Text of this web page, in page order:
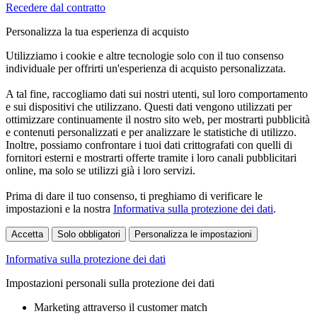
Recedere dal contratto
Personalizza la tua esperienza di acquisto
Utilizziamo i cookie e altre tecnologie solo con il tuo consenso
individuale per offrirti un'esperienza di acquisto personalizzata.
A tal fine, raccogliamo dati sui nostri utenti, sul loro comportamento
e sui dispositivi che utilizzano. Questi dati vengono utilizzati per
ottimizzare continuamente il nostro sito web, per mostrarti pubblicità
e contenuti personalizzati e per analizzare le statistiche di utilizzo.
Inoltre, possiamo confrontare i tuoi dati crittografati con quelli di
fornitori esterni e mostrarti offerte tramite i loro canali pubblicitari
online, ma solo se utilizzi già i loro servizi.
Prima di dare il tuo consenso, ti preghiamo di verificare le
impostazioni e la nostra Informativa sulla protezione dei dati.
Accetta Solo obbligatori Personalizza le impostazioni
Informativa sulla protezione dei dati
Impostazioni personali sulla protezione dei dati
Marketing attraverso il customer match